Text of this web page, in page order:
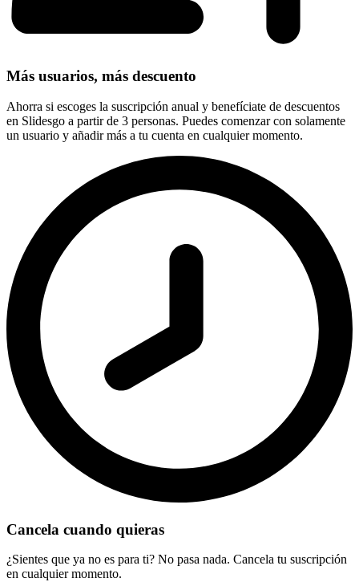
Más usuarios, más descuento
Ahorra si escoges la suscripción anual y benefíciate de descuentos
en Slidesgo a partir de 3 personas. Puedes comenzar con solamente
un usuario y añadir más a tu cuenta en cualquier momento.
Cancela cuando quieras
¿Sientes que ya no es para ti? No pasa nada. Cancela tu suscripción
en cualquier momento.